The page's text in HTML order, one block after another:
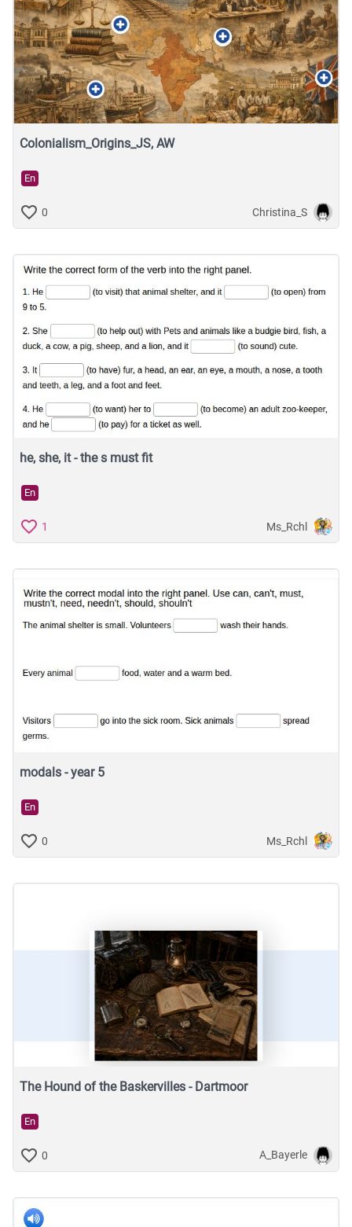
Colonialism_Origins_JS, AW
En
0 Christina_S
he, she, it - the s must fit
En
1 Ms_Rchl
modals - year 5
En
0 Ms_Rchl
The Hound of the Baskervilles - Dartmoor
En
0 A_Bayerle